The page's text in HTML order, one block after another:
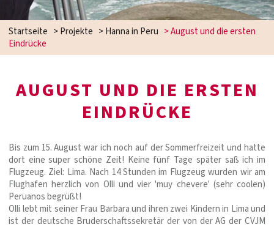
Startseite >Projekte >Hanna in Peru >August und die ersten
Eindrücke
AUGUST UND DIE ERSTEN
EINDRÜCKE
Bis zum 15. August war ich noch auf der Sommerfreizeit und hatte
dort eine super schöne Zeit! Keine fünf Tage später saß ich im
Flugzeug. Ziel: Lima. Nach 14 Stunden im Flugzeug wurden wir am
Flughafen herzlich von Olli und vier 'muy chevere' (sehr coolen)
Peruanos begrüßt!
Olli lebt mit seiner Frau Barbara und ihren zwei Kindern in Lima und
ist der deutsche Bruderschaftssekretär der von der AG der CVJM